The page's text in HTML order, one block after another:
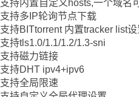
支持内置自定义hosts,一个域名
支持多IP轮询节点下载
支持BITtorrent 内置tracker list设
支持tls1.0/1.1/1.2/1.3-sni
支持磁力链接
支持DHT ipv4+ipv6
支持全局限速